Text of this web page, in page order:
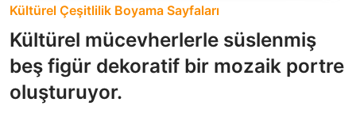
Kültürel Çeşitlilik Boyama Sayfaları
Kültürel mücevherlerle süslenmiş
beş figür dekoratif bir mozaik portre
oluşturuyor.